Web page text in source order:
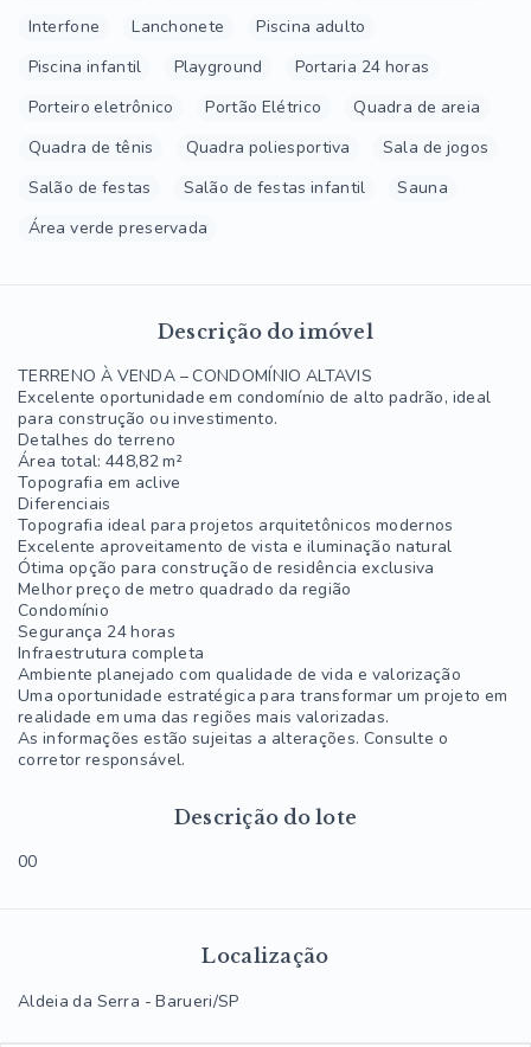
Interfone
Lanchonete
Piscina adulto
Piscina infantil
Playground
Portaria 24 horas
Porteiro eletrônico
Portão Elétrico
Quadra de areia
Quadra de tênis
Quadra poliesportiva
Sala de jogos
Salão de festas
Salão de festas infantil
Sauna
Área verde preservada
Descrição do imóvel
TERRENO À VENDA – CONDOMÍNIO ALTAVIS
Excelente oportunidade em condomínio de alto padrão, ideal
para construção ou investimento.
Detalhes do terreno
Área total: 448,82 m²
Topografia em aclive
Diferenciais
Topografia ideal para projetos arquitetônicos modernos
Excelente aproveitamento de vista e iluminação natural
Ótima opção para construção de residência exclusiva
Melhor preço de metro quadrado da região
Condomínio
Segurança 24 horas
Infraestrutura completa
Ambiente planejado com qualidade de vida e valorização
Uma oportunidade estratégica para transformar um projeto em
realidade em uma das regiões mais valorizadas.
As informações estão sujeitas a alterações. Consulte o
corretor responsável.
Descrição do lote
00
Localização
Aldeia da Serra - Barueri/SP